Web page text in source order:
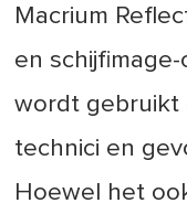
Macrium
en
wordt gebruikt
technici en
Hoewel het